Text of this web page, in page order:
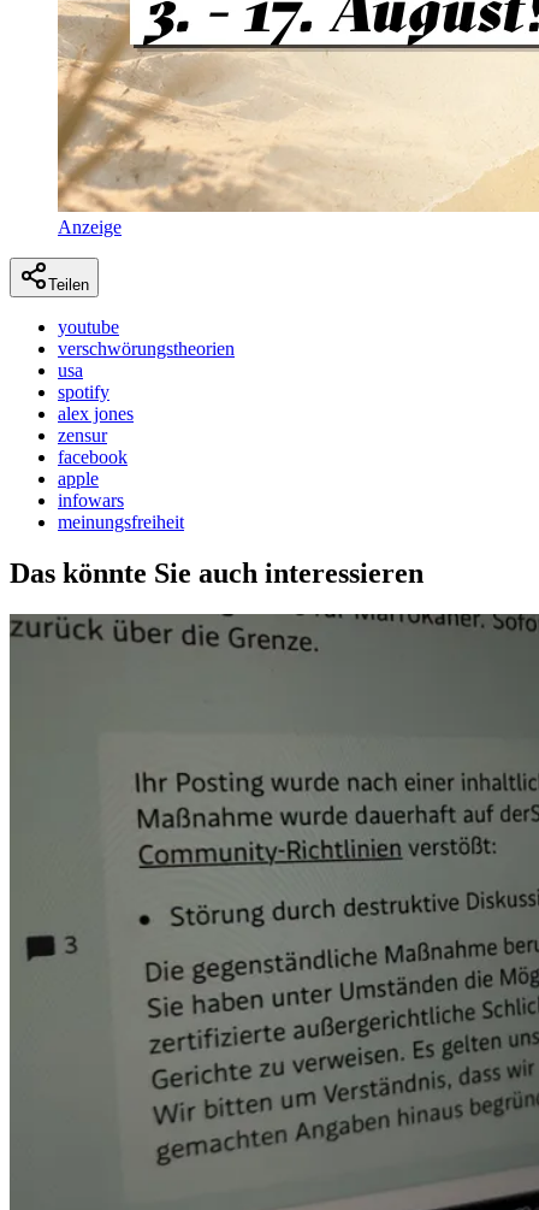
Anzeige
Teilen
youtube
verschwörungstheorien
usa
spotify
alex jones
zensur
facebook
apple
infowars
meinungsfreiheit
Das könnte Sie auch interessieren